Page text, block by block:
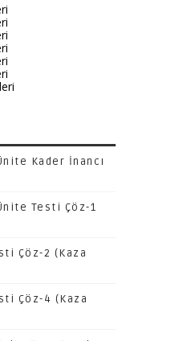
Kader İnancı
Testi Çöz-1
Çöz-2 (Kaza
Çöz-4 (Kaza